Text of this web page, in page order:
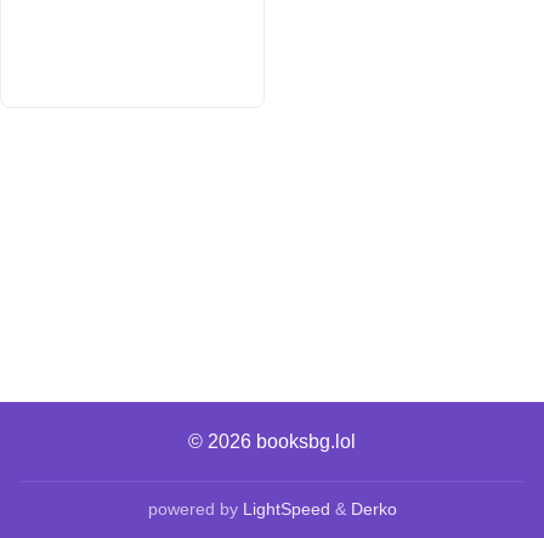
© 2026 booksbg.lol
powered by LightSpeed & Derko